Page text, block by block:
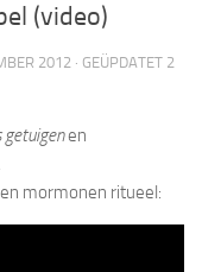
(video)
2012 · GEÜPDATET 2
getuigenen
mormonen ritueel: